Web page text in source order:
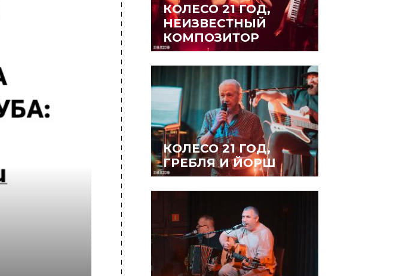
КОЛЕСО 21 ГОД,
НЕИЗВЕСТНЫЙ
КОМПОЗИТОР
КОЛЕСО 21 ГОД,
ГРЕБЛЯ И ЙОРШ